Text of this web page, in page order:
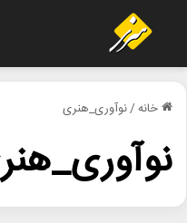
خانه/نوآوری_هنری